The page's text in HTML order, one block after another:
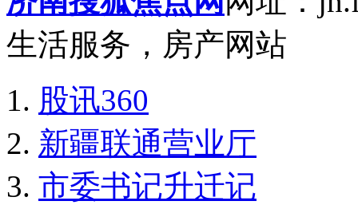
生活服务，房产网站
股讯360
新疆联通营业厅
市委书记升迁记